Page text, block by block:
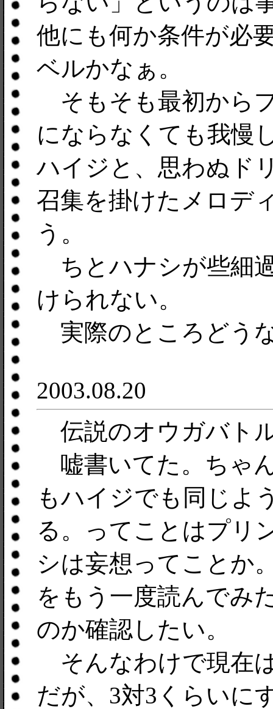
他にも何か条件が必
ベルかなぁ。
そもそも最初から
にならなくても我慢
ハイジと、思わぬド
召集を掛けたメロデ
う。
ちとハナシが些細
けられない。
実際のところどう
2003.08.20
伝説のオウガバト
嘘書いてた。ちゃ
もハイジでも同じよ
る。ってことはプリ
シは妄想ってことか
をもう一度読んでみ
のか確認したい。
そんなわけで現在
だが、3対3くらいに